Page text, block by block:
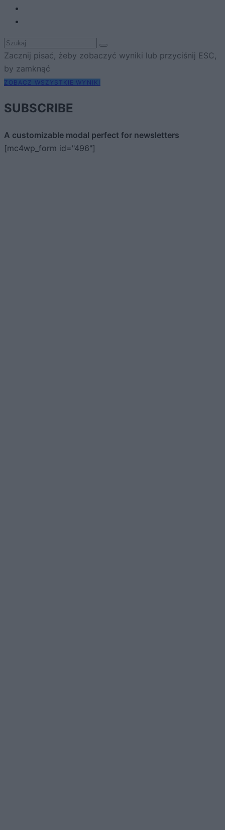
Zacznij pisać, żeby zobaczyć wyniki lub przyciśnij ESC,
by zamknąć
ZOBACZ WSZYSTKIE WYNIKI
SUBSCRIBE
A customizable modal perfect for newsletters
[mc4wp_form id="496"]